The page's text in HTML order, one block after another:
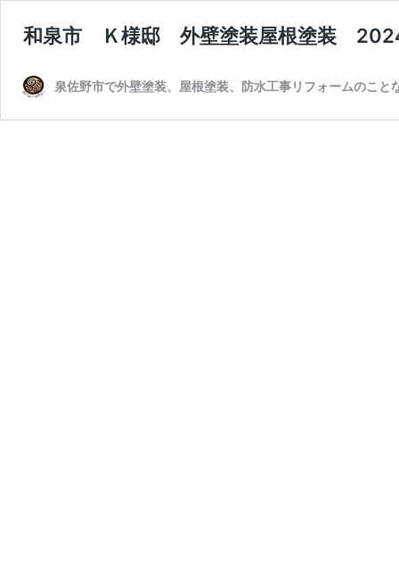
和泉市 Ｋ様邸 外壁塗装屋根塗装
泉佐野市で外壁塗装、屋根塗装、防水工事リフォームのこ